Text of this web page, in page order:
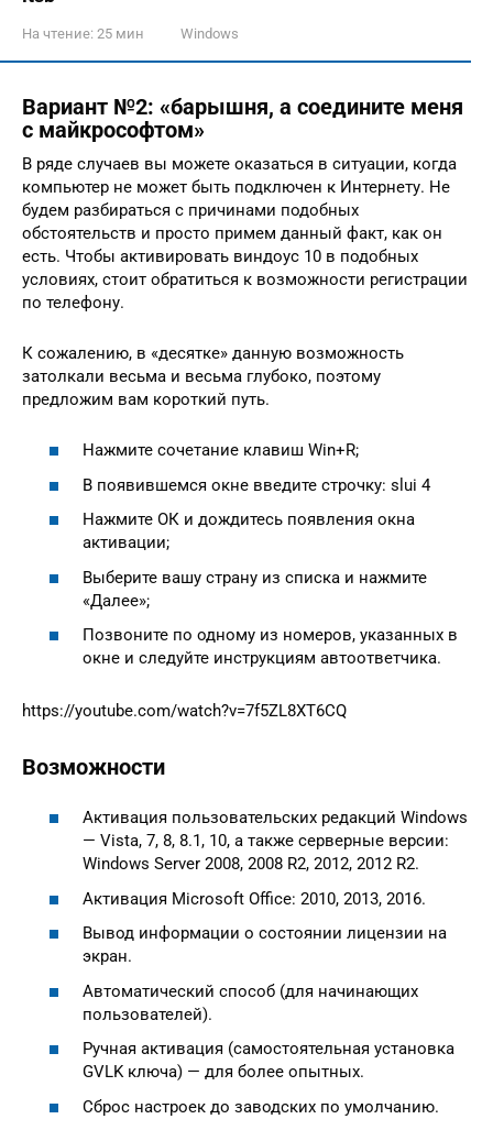
На чтение: 25 мин Windows
Вариант №2: «барышня, а соедините меня
с майкрософтом»
В ряде случаев вы можете оказаться в ситуации, когда
компьютер не может быть подключен к Интернету. Не
будем разбираться с причинами подобных
обстоятельств и просто примем данный факт, как он
есть. Чтобы активировать виндоус 10 в подобных
условиях, стоит обратиться к возможности регистрации
по телефону.
К сожалению, в «десятке» данную возможность
затолкали весьма и весьма глубоко, поэтому
предложим вам короткий путь.
Нажмите сочетание клавиш Win+R;
В появившемся окне введите строчку: slui 4
Нажмите ОК и дождитесь появления окна
активации;
Выберите вашу страну из списка и нажмите
«Далее»;
Позвоните по одному из номеров, указанных в
окне и следуйте инструкциям автоответчика.
https://youtube.com/watch?v=7f5ZL8XT6CQ
Возможности
Активация пользовательских редакций Windows
— Vista, 7, 8, 8.1, 10, а также серверные версии:
Windows Server 2008, 2008 R2, 2012, 2012 R2.
Активация Microsoft Office: 2010, 2013, 2016.
Вывод информации о состоянии лицензии на
экран.
Автоматический способ (для начинающих
пользователей).
Ручная активация (самостоятельная установка
GVLK ключа) — для более опытных.
Сброс настроек до заводских по умолчанию.